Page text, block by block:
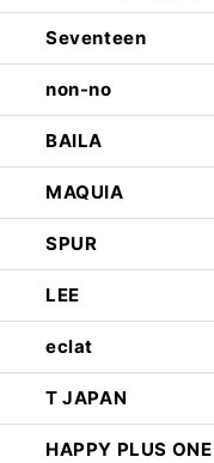
Seventeen
non-no
BAILA
MAQUIA
SPUR
LEE
eclat
T JAPAN
HAPPY PLUS ONE